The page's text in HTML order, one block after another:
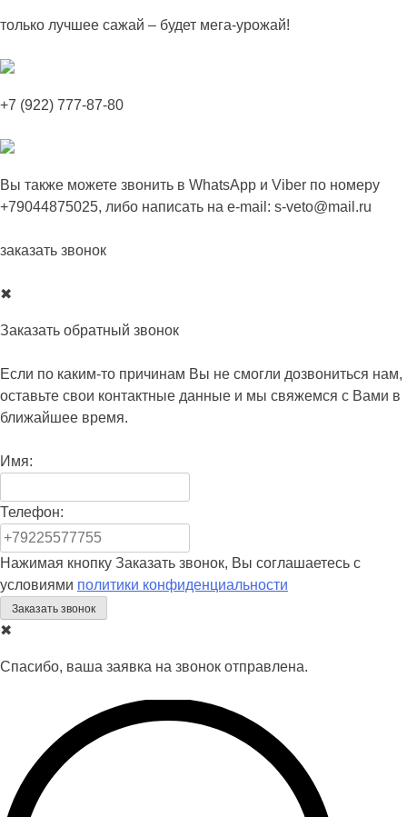
Skip
content
только лучшее сажай – будет мега-урожай!
+7 (922) 777-87-80
Вы также можете звонить в WhatsApp и Viber по номеру
+79044875025, либо написать на e-mail: s-veto@mail.ru
заказать звонок
✖
Заказать обратный звонок
Если по каким-то причинам Вы не смогли дозвониться нам,
оставьте свои контактные данные и мы свяжемся с Вами в
ближайшее время.
Имя:
Телефон:
Нажимая кнопку Заказать звонок, Вы соглашаетесь с
условиями политики конфиденциальности
✖
Спасибо, ваша заявка на звонок отправлена.